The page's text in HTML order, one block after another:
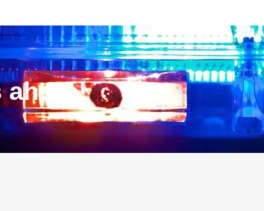
ahora!